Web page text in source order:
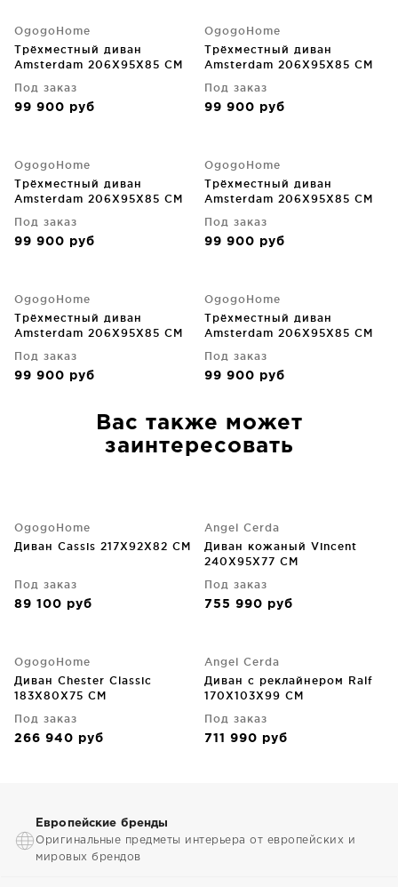
OgogoHome
Трёхместный диван
Amsterdam 206X95X85 CM
Под заказ
99 900 руб
OgogoHome
Трёхместный диван
Amsterdam 206X95X85 CM
Под заказ
99 900 руб
OgogoHome
Трёхместный диван
Amsterdam 206X95X85 CM
Под заказ
99 900 руб
OgogoHome
Трёхместный диван
Amsterdam 206X95X85 CM
Под заказ
99 900 руб
OgogoHome
Трёхместный диван
Amsterdam 206X95X85 CM
Под заказ
99 900 руб
OgogoHome
Трёхместный диван
Amsterdam 206X95X85 CM
Под заказ
99 900 руб
Вас также может
заинтересовать
OgogoHome
Диван Cassis 217X92X82 CM
Под заказ
89 100 руб
Angel Cerda
Диван кожаный Vincent
240X95X77 CM
Под заказ
755 990 руб
OgogoHome
Диван Chester Classic
183X80X75 CM
Под заказ
266 940 руб
Angel Cerda
Диван с реклайнером Ralf
170X103X99 CM
Под заказ
711 990 руб
Европейские бренды
Оригинальные предметы интерьера от европейских и
мировых брендов